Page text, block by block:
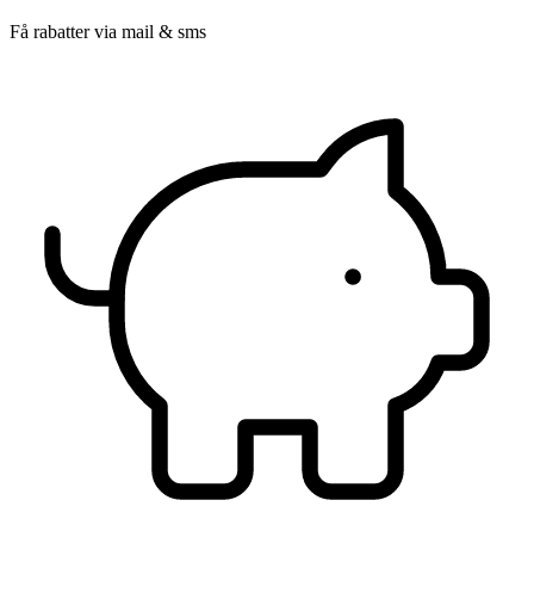
Få rabatter via mail & sms